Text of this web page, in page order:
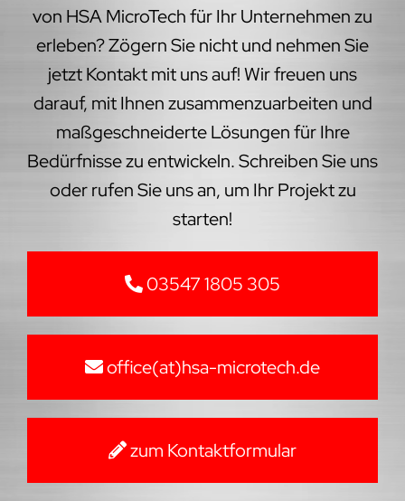
von HSA MicroTech für Ihr Unternehmen zu
erleben? Zögern Sie nicht und nehmen Sie
jetzt Kontakt mit uns auf! Wir freuen uns
darauf, mit Ihnen zusammenzuarbeiten und
maßgeschneiderte Lösungen für Ihre
Bedürfnisse zu entwickeln. Schreiben Sie uns
oder rufen Sie uns an, um Ihr Projekt zu
starten!
03547 1805 305
office(at)hsa-microtech.de
zum Kontaktformular